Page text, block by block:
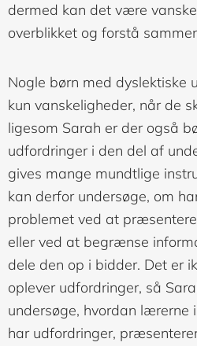
dermed kan det være
overblikket og forstå
Nogle børn med dyslektiske
kun vanskeligheder, når de
ligesom Sarah er der også
udfordringer i den del af
gives mange mundtlige
kan derfor undersøge, om
problemet ved at
eller ved at begrænse
dele den op i bidder. Det er
oplever udfordringer, så
undersøge, hvordan lærerne
har udfordringer,